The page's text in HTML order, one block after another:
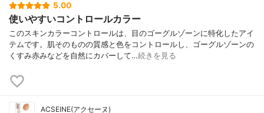
5.00
使いやすいコントロールカラー
このスキンカラーコントロールは、目のゴーグルゾーンに特化したアイ
テムです。肌そのものの質感と色をコントロールし、ゴーグルゾーンの
くすみ赤みなどを自然にカバーして…続きを見る
ACSEINE(アクセーヌ)